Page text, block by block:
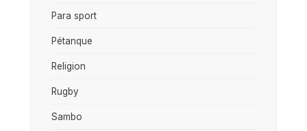
Para sport
Pétanque
Religion
Rugby
Sambo